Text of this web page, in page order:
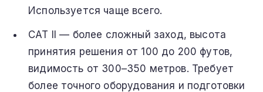
Используется чаще всего.
CAT II — более сложный заход, высота
принятия решения от 100 до 200 футов,
видимость от 300–350 метров. Требует
более точного оборудования и подготовки